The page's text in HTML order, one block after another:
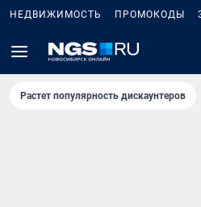
НЕДВИЖИМОСТЬ ПРОМОКОДЫ
Растет популярность дискаунтеров